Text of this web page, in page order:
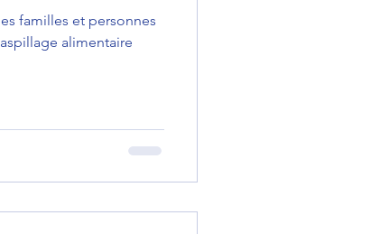
familles et personnes
alimentaire